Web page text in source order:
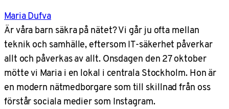
Maria Dufva
Är våra barn säkra på nätet? Vi går ju ofta mellan
teknik och samhälle, eftersom IT-säkerhet påverkar
allt och påverkas av allt. Onsdagen den 27 oktober
mötte vi Maria i en lokal i centrala Stockholm. Hon är
en modern nätmedborgare som till skillnad från oss
förstår sociala medier som Instagram.